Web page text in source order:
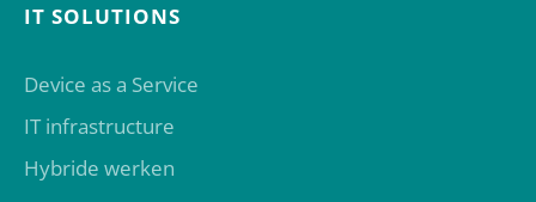
IT SOLUTIONS
Device as a Service
IT infrastructure
Hybride werken